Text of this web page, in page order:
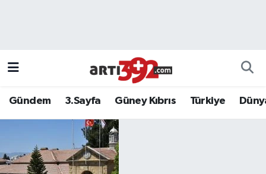
Gündem 3.Sayfa Güney Kıbrıs Türkiye